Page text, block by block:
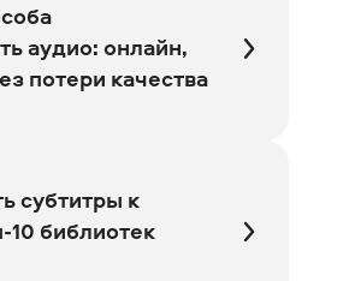
аудио: онлайн,
потери качества
субтитры к
библиотек